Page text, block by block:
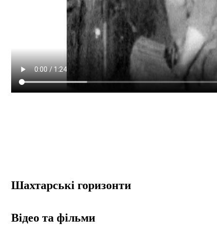
Шахтарські горизонти
Відео та фільми